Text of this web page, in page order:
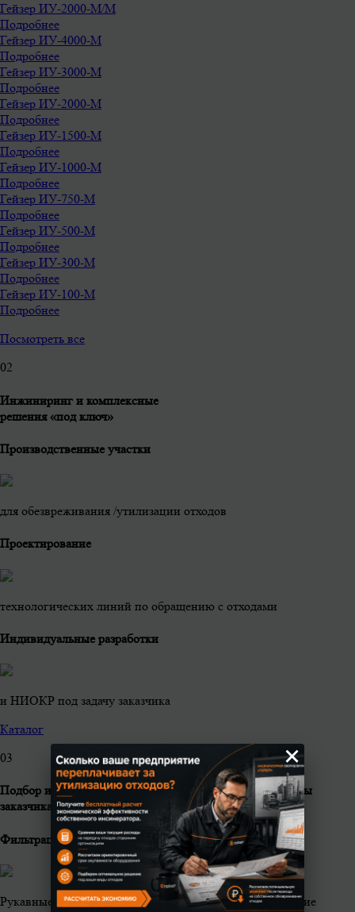
Гейзер ИУ-2000-М/М
Подробнее
Гейзер ИУ-4000-М
Подробнее
Гейзер ИУ-3000-М
Подробнее
Гейзер ИУ-2000-М
Подробнее
Гейзер ИУ-1500-М
Подробнее
Гейзер ИУ-1000-М
Подробнее
Гейзер ИУ-750-М
Подробнее
Гейзер ИУ-500-М
Подробнее
Гейзер ИУ-300-М
Подробнее
Гейзер ИУ-100-М
Подробнее
Посмотреть все
02
Инжиниринг и комплексные
решения «под ключ»
Производственные участки
для обезвреживания /утилизации отходов
Проектирование
технологических линий по обращению с отходами
Индивидуальные разработки
и НИОКР под задачу заказчика
Каталог
03
Подбор и производство газоочистных систем под нужны
заказчика
Фильтрационная очистка
Рукавные фильтры, керамические фильтры – улавливание
×